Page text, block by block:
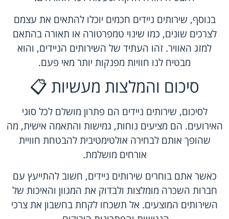
בנוסף, שירותים ניידים חכמים יוכלו להתאים את עצמם
לצרכים שונים, כמו שינוי טמפרטורה או תאורה בהתאם
למזג האוויר. זהו העתיד של השירותים הניידים, והוא
מבטיח לנו חוויות מפנקות יותר מאי פעם.
סיכום והמלצות מעשיות 📋
לסיכום, שירותים ניידים הם פתרון מושלם לכל סוגי
האירועים. הם מציעים נוחות, גמישות והתאמה אישית, מה
שהופך אותם לבחירה אולטימטיבית להבטחת חוויית
אורחים מושלמת.
כאשר אתם בוחרים שירותים ניידים, חשוב להתייעץ עם
חברות השכרה מומלצות ולבדוק את המגוון והאיכות של
השירותים המוצעים. אל תשכחו לקחת בחשבון את צרכי